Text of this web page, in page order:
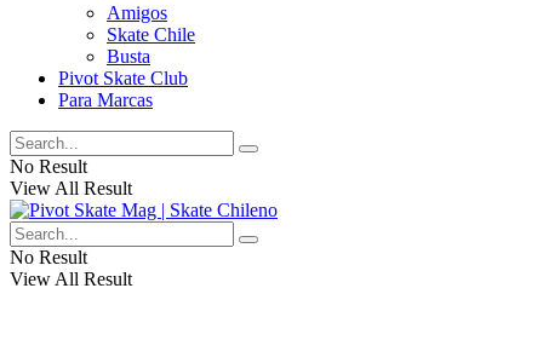
Amigos
Skate Chile
Busta
Pivot Skate Club
Para Marcas
No Result
View All Result
No Result
View All Result